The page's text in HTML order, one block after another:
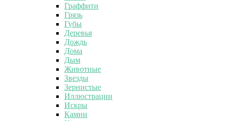
Граффити
Грязь
Губы
Деревья
Дождь
Дома
Дым
Животные
Звезды
Зернистые
Иллюстрации
Искры
Камни